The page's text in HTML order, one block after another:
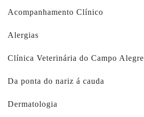
Acompanhamento Clínico
Alergias
Clínica Veterinária do Campo Alegre
Da ponta do nariz á cauda
Dermatologia